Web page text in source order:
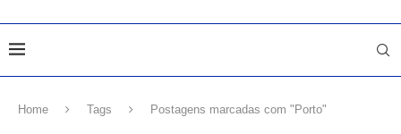
Home Tags Postagens marcadas com "Porto"